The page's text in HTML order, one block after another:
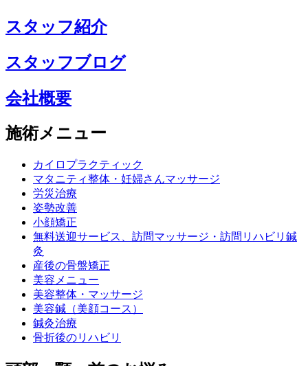
スタッフ紹介
スタッフブログ
会社概要
施術メニュー
カイロプラクティック
マタニティ整体・妊婦さんマッサージ
労災治療
姿勢改善
小顔矯正
無料送迎サービス、訪問マッサージ・訪問リハビリ鍼
灸
産後の骨盤矯正
美容メニュー
美容整体・マッサージ
美容鍼（美顔コース）
鍼灸治療
骨折後のリハビリ